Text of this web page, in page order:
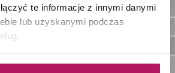
te informacje z innymi danymi
lub uzyskanymi podczas